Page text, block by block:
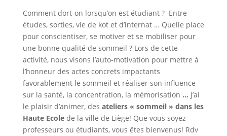
Comment dort-on lorsqu’on est étudiant ? Entre
études, sorties, vie de kot et d’internat … Quelle place
pour conscientiser, se motiver et se mobiliser pour
une bonne qualité de sommeil ? Lors de cette
activité, nous visons l’auto-motivation pour mettre à
l’honneur des actes concrets impactants
favorablement le sommeil et réaliser son influence
sur la santé, la concentration, la mémorisation … J’ai
le plaisir d’animer, des ateliers « sommeil » dans les
Haute Ecole de la ville de Liège! Que vous soyez
professeurs ou étudiants, vous êtes bienvenus! Rdv